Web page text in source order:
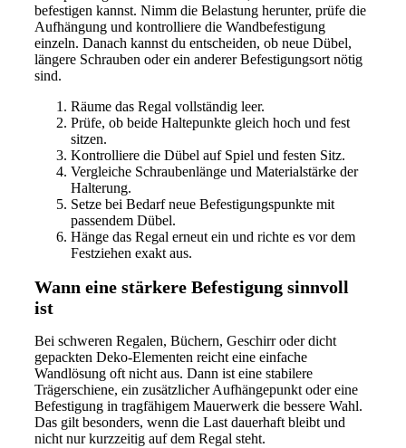
befestigen kannst. Nimm die Belastung herunter, prüfe die
Aufhängung und kontrolliere die Wandbefestigung
einzeln. Danach kannst du entscheiden, ob neue Dübel,
längere Schrauben oder ein anderer Befestigungsort nötig
sind.
Räume das Regal vollständig leer.
Prüfe, ob beide Haltepunkte gleich hoch und fest
sitzen.
Kontrolliere die Dübel auf Spiel und festen Sitz.
Vergleiche Schraubenlänge und Materialstärke der
Halterung.
Setze bei Bedarf neue Befestigungspunkte mit
passendem Dübel.
Hänge das Regal erneut ein und richte es vor dem
Festziehen exakt aus.
Wann eine stärkere Befestigung sinnvoll
ist
Bei schweren Regalen, Büchern, Geschirr oder dicht
gepackten Deko-Elementen reicht eine einfache
Wandlösung oft nicht aus. Dann ist eine stabilere
Trägerschiene, ein zusätzlicher Aufhängepunkt oder eine
Befestigung in tragfähigem Mauerwerk die bessere Wahl.
Das gilt besonders, wenn die Last dauerhaft bleibt und
nicht nur kurzzeitig auf dem Regal steht.